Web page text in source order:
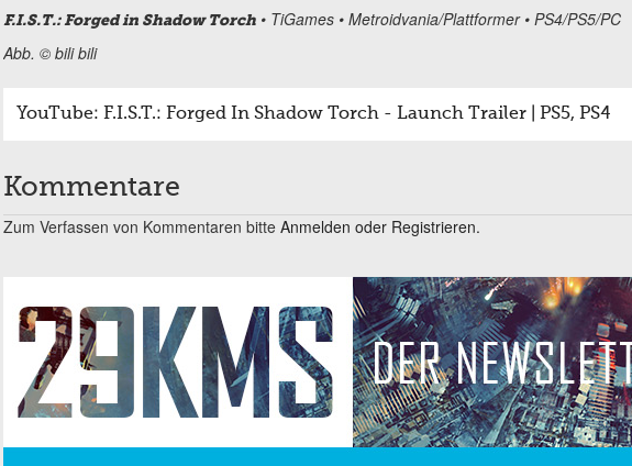
F.I.S.T.: Forged in Shadow Torch• TiGames • Metroidvania/Plattformer • PS4/PS5/PC
Abb. © bili bili
YouTube: F.I.S.T.: Forged In Shadow Torch - Launch Trailer | PS5, PS4
Kommentare
Zum Verfassen von Kommentaren bitte Anmelden oder Registrieren.